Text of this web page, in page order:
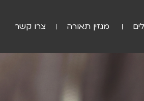
מגזין תאורה צרו קשר